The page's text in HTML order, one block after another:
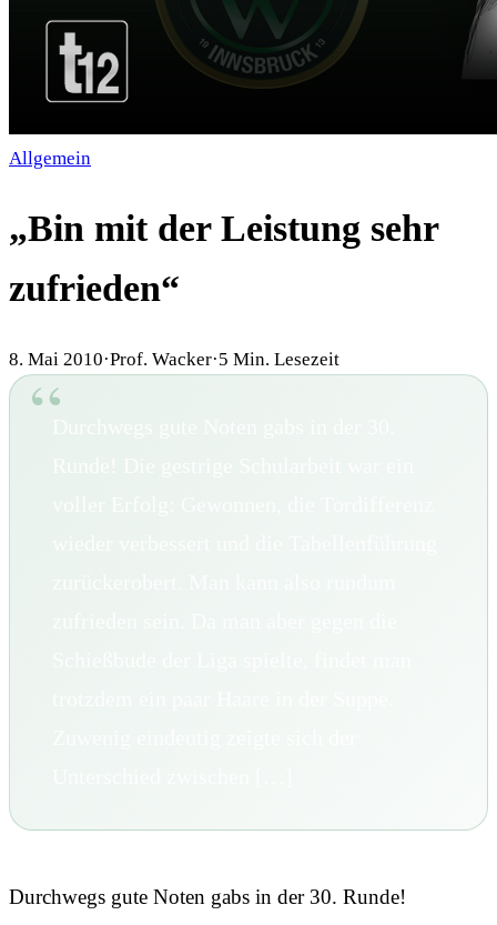
Allgemein
„Bin mit der Leistung sehr
zufrieden“
8. Mai 2010·Prof. Wacker·5 Min. Lesezeit
Durchwegs gute Noten gabs in der 30. Runde!